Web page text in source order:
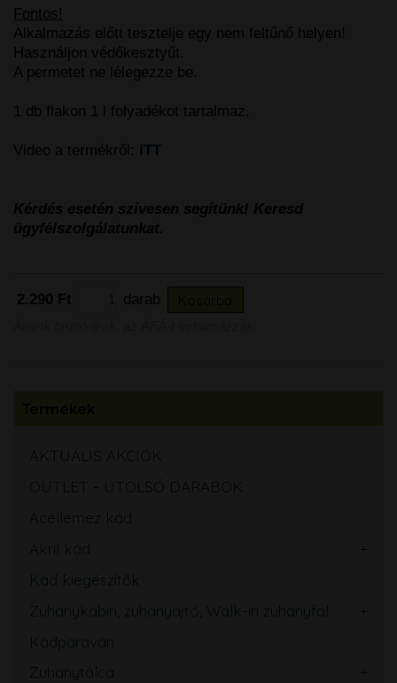
Fontos!
Alkalmazás előtt tesztelje egy nem feltűnő helyen!
Használjon védőkesztyűt.
A permetet ne lélegezze be.
1 db flakon 1 l folyadékot tartalmaz.
Video a termékről: ITT
Kérdés esetén szívesen segítünk! Keresd
ügyfélszolgálatunkat.
2.290 Ft darab
AKTUÁLIS AKCIÓK
OUTLET - UTOLSÓ DARABOK
Acéllemez kád
Akril kád
Kád kiegészítők
Zuhanykabin, zuhanyajtó, Walk-in zuhanyfal
Kádparaván
Zuhanytálca